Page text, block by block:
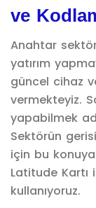
ve
Anahtar
yatırım
güncel cihaz
vermekteyiz.
yapabilmek
Sektörün
için bu
Latitude Kartı
kullanıyoruz.